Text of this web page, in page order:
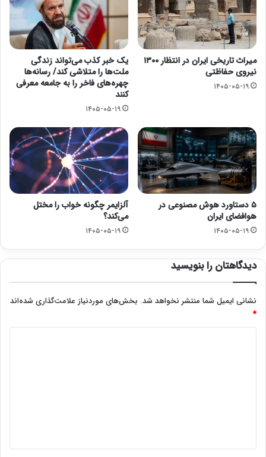
میراث تاریخی ایران در انتظار ۱۳۰۰
نیروی حفاظتی
۱۴۰۵-۰۵-۱۹
یک خبر کذب می‌تواند زندگی
ملت‌ها را متلاشی کند/ رسانه‌ها
چهره‌های فاخر را به جامعه معرفی
کنند
۱۴۰۵-۰۵-۱۹
۵ دستاورد هوش مصنوعی در
هوافضای ایران
۱۴۰۵-۰۵-۱۹
آلزایمر چگونه خواب را مختل
می‌کند؟
۱۴۰۵-۰۵-۱۹
دیدگاهتان را بنویسید
نشانی ایمیل شما منتشر نخواهد شد. بخش‌های موردنیاز علامت‌گذاری شده‌اند
*